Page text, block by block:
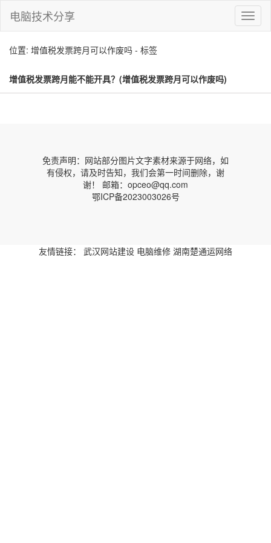
切
换
电脑技术分享
位置: 增值税发票跨月可以作废吗 - 标签
增值税发票跨月能不能开具？(增值税发票跨月可以作废吗)
免责声明：网站部分图片文字素材来源于网络，如
有侵权，请及时告知，我们会第一时间删除，谢
谢！ 邮箱：opceo@qq.com
鄂ICP备2023003026号
友情链接： 武汉网站建设 电脑维修 湖南楚通运网络